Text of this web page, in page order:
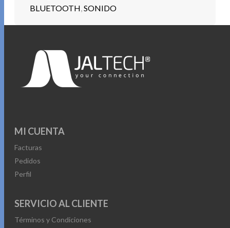
BLUETOOTH,SONIDO
MI CUENTA
Facturas
Pedidos
Perfil
SERVICIO AL CLIENTE
Términos y Condiciones